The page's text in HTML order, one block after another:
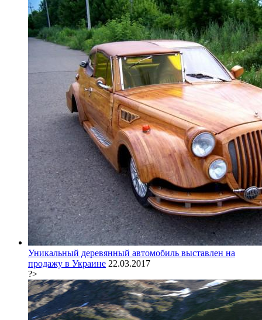
Уникальный деревянный автомобиль выставлен на
продажу в Украине 22.03.2017
?>